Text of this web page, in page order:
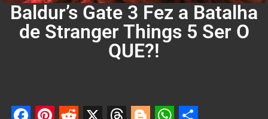
Baldur’s Gate 3 Fez a Batalha
de Stranger Things 5 Ser O
QUE?!